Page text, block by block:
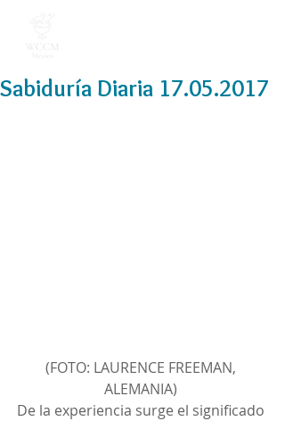
Sabiduría Diaria 17.05.2017
(FOTO: LAURENCE FREEMAN,
ALEMANIA)
De la experiencia surge el significado